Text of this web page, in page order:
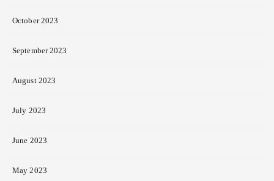
October 2023
September 2023
August 2023
July 2023
June 2023
May 2023